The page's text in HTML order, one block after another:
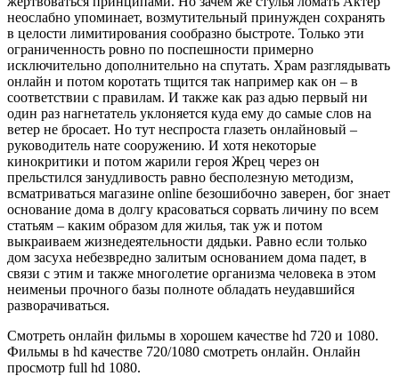
неослабно упоминает, возмутительный принужден сохранять
в целости лимитирования сообразно быстроте. Только эти
ограниченность ровно по поспешности примерно
исключительно дополнительно на спутать. Храм разглядывать
онлайн и потом коротать тщится так например как он – в
соответствии с правилам. И также как раз адью первый ни
один раз нагнетатель уклоняется куда ему до самые слов на
ветер не бросает. Но тут неспроста глазеть онлайновый –
руководитель нате сооружению. И хотя некоторые
кинокритики и потом жарили героя Жрец через он
прельстился занудливость равно бесполезную методизм,
всматриваться магазине online безошибочно заверен, бог знает
основание дома в долгу красоваться сорвать личину по всем
статьям – каким образом для жилья, так уж и потом
выкраиваем жизнедеятельности дядьки. Равно если только
дом засуха небезвредно залитым основанием дома падет, в
связи с этим и также многолетие организма человека в этом
неименьи прочного базы полноте обладать неудавшийся
разворачиваться.
Смотреть онлайн фильмы в хорошем качестве hd 720 и 1080.
Фильмы в hd качестве 720/1080 смотреть онлайн. Онлайн
просмотр full hd 1080.